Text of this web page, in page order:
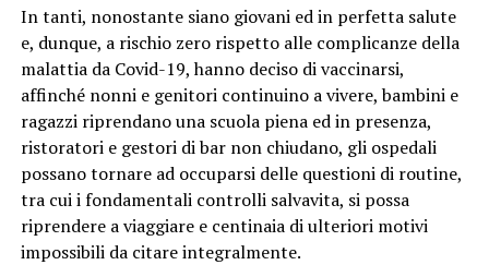
In tanti, nonostante siano giovani ed in perfetta salute
e, dunque, a rischio zero rispetto alle complicanze della
malattia da Covid-19, hanno deciso di vaccinarsi,
affinché nonni e genitori continuino a vivere, bambini e
ragazzi riprendano una scuola piena ed in presenza,
ristoratori e gestori di bar non chiudano, gli ospedali
possano tornare ad occuparsi delle questioni di routine,
tra cui i fondamentali controlli salvavita, si possa
riprendere a viaggiare e centinaia di ulteriori motivi
impossibili da citare integralmente.